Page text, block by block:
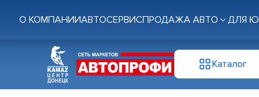
О КОМПАНИИАВТОСЕРВИСПРОДАЖА АВТО ДЛЯ
Каталог